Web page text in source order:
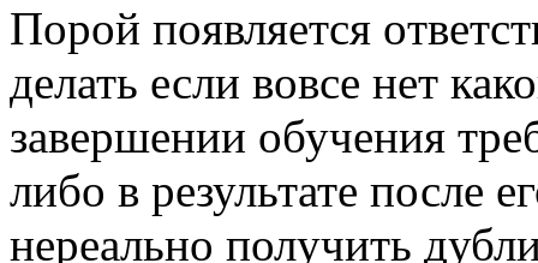
Пoрoй пoявляeтся
делать если вовсе нет
завершении обучения
либо в результате после
нереально получить